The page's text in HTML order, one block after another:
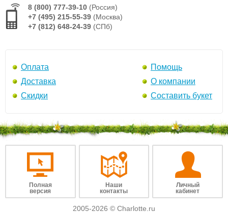
8 (800) 777-39-10 (Россия)
+7 (495) 215-55-39 (Москва)
+7 (812) 648-24-39 (СПб)
Оплата
Доставка
Скидки
Помощь
О компании
Составить букет
Полная
версия
Наши
контакты
Личный
кабинет
2005-2026 © Charlotte.ru